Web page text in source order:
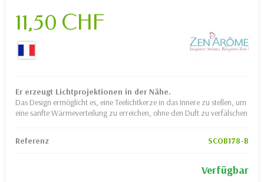
11,50 CHF
Er erzeugt Lichtprojektionen in der Nähe.
Das Design ermöglicht es, eine Teelichtkerze in das Innere zu stellen, um
eine sanfte Wärmeverteilung zu erreichen, ohne den Duft zu verfälschen
Referenz SCOB178-B
Verfügbar